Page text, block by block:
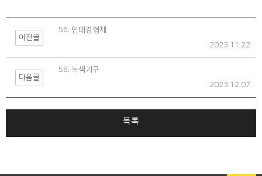
이전글
56. 인태경협체
2023.11.22
다음글
58. 녹색기구
2023.12.07
목록